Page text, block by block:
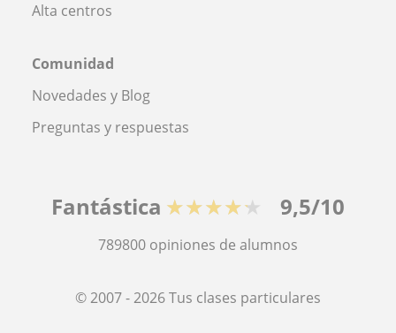
Alta centros
Comunidad
Novedades y Blog
Preguntas y respuestas
Fantástica ★★★★★ 9,5/10
789800 opiniones de alumnos
© 2007 - 2026 Tus clases particulares